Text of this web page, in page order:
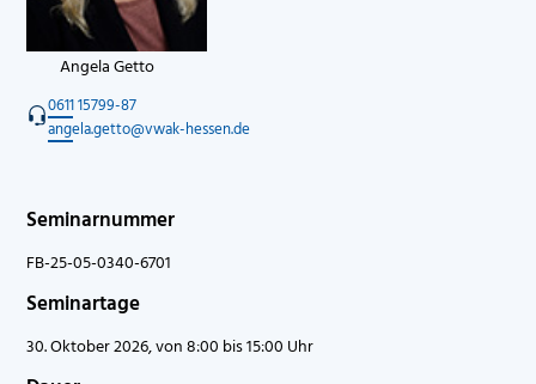
Angela Getto
0611 15799-87
angela.getto@vwak-hessen.de
Seminarnummer
FB-25-05-0340-6701
Seminartage
30. Oktober 2026, von 8:00 bis 15:00 Uhr